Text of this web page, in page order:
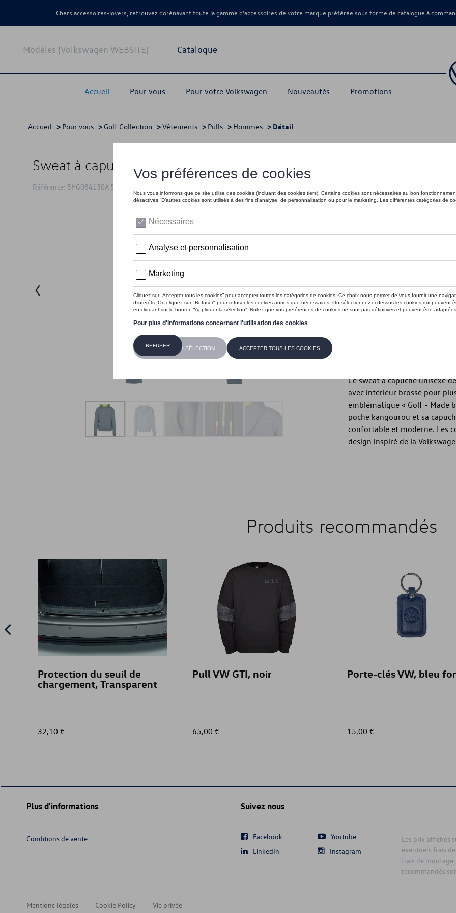
Chers accessoires-lovers, retrouvez dorénavant toute la gamme d’accessoires de votre marque préférée sous forme de catalogue à
Modèles (Volkswagen WEBSITE) Catalogue
Accueil Pour vous Pour votre Volkswagen Nouveautés Promotions
Accueil > Pour vous > Golf Collection >Vêtements > Pulls > Hommes > Détail
Sweat à capuche VW Golf, gris - S
Référence: 5HG084130A 530
Ce produit n'est actuellement pas
Vérifiez la
Ce sweat à capuche unisexe
avec intérieur brossé pour
emblématique « Golf - Made
poche kangourou et sa
confortable et moderne. Les
design inspiré de la
Produits recommandés
Protection du seuil de
chargement, Transparent
32,10 €
Pull VW GTI, noir
65,00 €
Porte-clés VW, bleu
15,00 €
Plus d'informations
Conditions de vente
Suivez nous
Facebook
Youtube
LinkedIn
Instagram
Les prix affichés
éventuels frais
frais de
recommandés
Mentions légales Cookie Policy
Vie privée